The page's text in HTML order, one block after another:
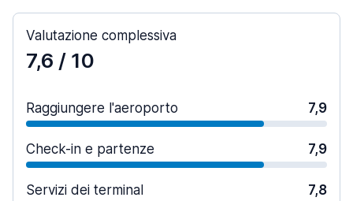
Valutazione complessiva
7,6 / 10
Raggiungere l'aeroporto 7,9
Check-in e partenze 7,9
Servizi dei terminal 7,8